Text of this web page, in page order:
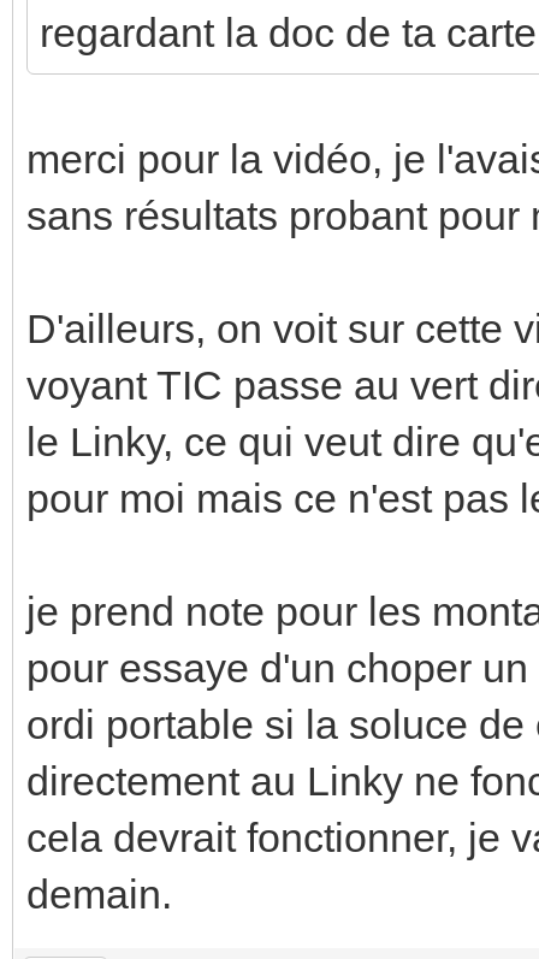
regardant la doc de ta
merci pour la vidéo, je
sans résultats probant pour
D'ailleurs, on voit sur cette
voyant TIC passe au vert
le Linky, ce qui veut dire
pour moi mais ce n'est pas
je prend note pour les
pour essaye d'un choper
ordi portable si la soluce
directement au Linky ne
cela devrait fonctionner, je
demain.